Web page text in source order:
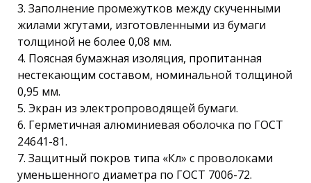
3. Заполнение промежутков между скученными
жилами жгутами, изготовленными из бумаги
толщиной не более 0,08 мм.
4. Поясная бумажная изоляция, пропитанная
нестекающим составом, номинальной толщиной
0,95 мм.
5. Экран из электропроводящей бумаги.
6. Герметичная алюминиевая оболочка по ГОСТ
24641-81.
7. Защитный покров типа «Кл» с проволоками
уменьшенного диаметра по ГОСТ 7006-72.